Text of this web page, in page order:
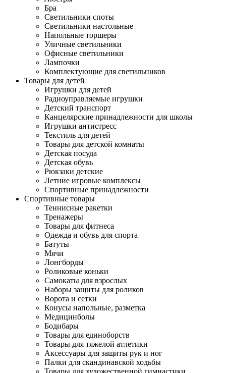
Бра
Светильники споты
Светильники настольные
Напольные торшеры
Уличные светильники
Офисные светильники
Лампочки
Комплектующие для светильников
Товары для детей
Игрушки для детей
Радиоуправляемые игрушки
Детский транспорт
Канцелярские принадлежности для школы
Игрушки антистресс
Текстиль для детей
Товары для детской комнаты
Детская посуда
Детская обувь
Рюкзаки детские
Летние игровые комплексы
Спортивные принадлежности
Спортивные товары
Теннисные ракетки
Тренажеры
Товары для фитнеса
Одежда и обувь для спорта
Батуты
Мячи
Лонгборды
Роликовые коньки
Самокаты для взрослых
Наборы защиты для роликов
Ворота и сетки
Конусы напольные, разметка
Медицинболы
Бодибары
Товары для единоборств
Товары для тяжелой атлетики
Аксессуары для защиты рук и ног
Палки для скандинавской ходьбы
Товары для художественной гимнастики